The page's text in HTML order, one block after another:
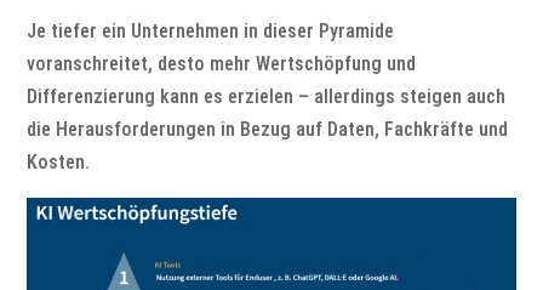
Je tiefer ein Unternehmen in dieser Pyramide
voranschreitet, desto mehr Wertschöpfung und
Differenzierung kann es erzielen – allerdings steigen auch
die Herausforderungen in Bezug auf Daten, Fachkräfte und
Kosten.